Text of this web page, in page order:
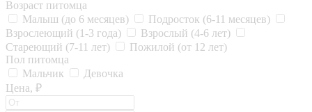
Возраст питомца
Малыш (до 6 месяцев)
Подросток (6-11 месяцев)
Взрослеющий (1-3 года)
Взрослый (4-6 лет)
Стареющий (7-11 лет)
Пожилой (от 12 лет)
Пол питомца
Мальчик
Девочка
Цена, ₽